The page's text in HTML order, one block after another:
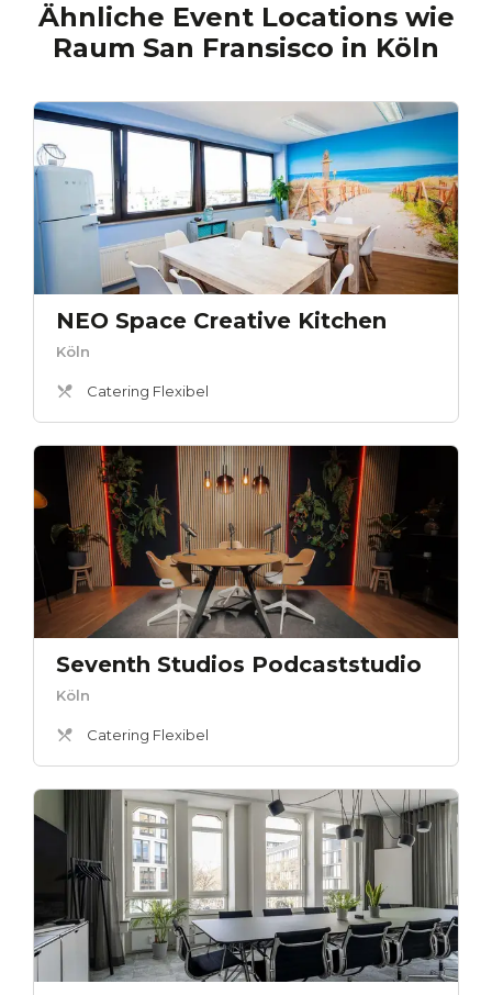
Ähnliche Event Locations wie
Raum San Fransisco in Köln
NEO Space Creative Kitchen
Köln
Catering Flexibel
Seventh Studios Podcaststudio
Köln
Catering Flexibel